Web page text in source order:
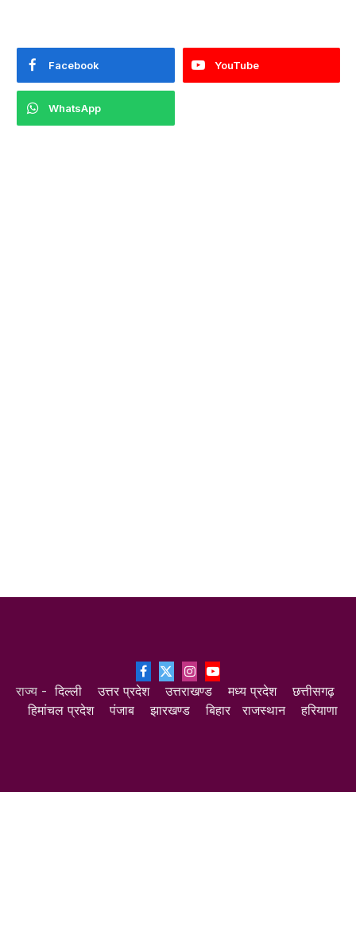
Facebook YouTube
WhatsApp
Facebook
X
(Twitter)
InstagramYouTube
राज्य -दिल्ली उत्तर प्रदेश उत्तराखण्ड मध्य प्रदेश
छत्तीसगढ़
हिमांचल प्रदेश
पंजाब झारखण्ड बिहार राजस्थान हरियाणा